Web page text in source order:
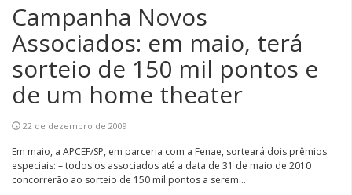
Campanha Novos
Associados: em maio, terá
sorteio de 150 mil pontos e
de um home theater
22 de dezembro de 2009
Em maio, a APCEF/SP, em parceria com a Fenae, sorteará dois prêmios
especiais: – todos os associados até a data de 31 de maio de 2010
concorrerão ao sorteio de 150 mil pontos a serem...